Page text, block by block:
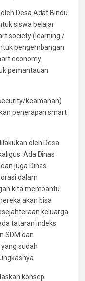
Desa Adat Bindu
siswa belajar
society (learning /
pengembangan
economy
pemantauan
keamanan)
penerapan smart
oleh Desa
Ada Dinas
juga Dinas
dalam
kita membantu
akan bisa
keluarga.
tataran indeks
SDM dan
sudah
konsep